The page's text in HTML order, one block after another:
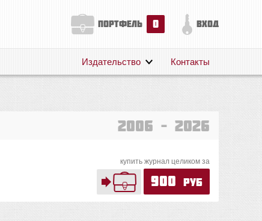
портфель 0 вход
Поддержка
Издательство Контакты
2006 – 2026
купить журнал целиком за
900 руб